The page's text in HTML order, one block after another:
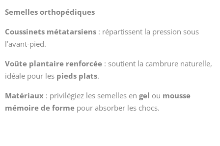
Semelles orthopédiques
Coussinets métatarsiens : répartissent la pression sous
l’avant-pied.
Voûte plantaire renforcée : soutient la cambrure naturelle,
idéale pour les pieds plats.
Matériaux : privilégiez les semelles en gel ou mousse
mémoire de forme pour absorber les chocs.